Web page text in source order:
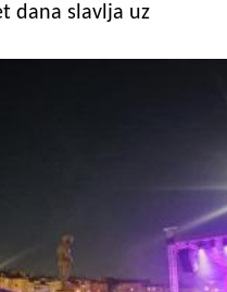
dana slavlja uz